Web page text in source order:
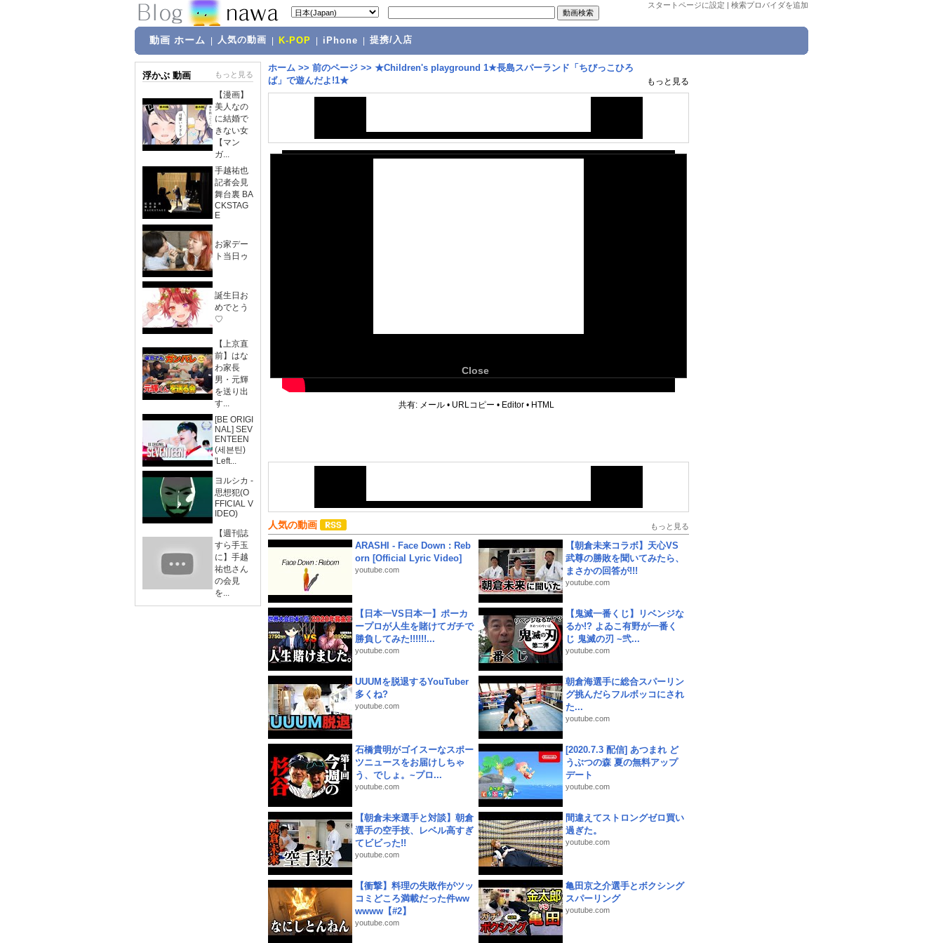
スタートページに設定 | 検索プロバイダを追加
動画 ホーム 人気の動画 K-POP iPhone 提携/入店
浮かぶ 動画 もっと見る
【漫画】
美人なの
に結婚で
きない女
【マン
ガ...
手越祐也
記者会見
舞台裏 BA
CKSTAG
E
お家デー
ト当日ゥ
誕生日お
めでとう
♡
【上京直
前】はな
わ家長
男・元輝
を送り出
す...
[BE ORIGI
NAL] SEV
ENTEEN
(세븐틴)
'Left...
ヨルシカ -
思想犯(O
FFICIAL V
IDEO)
【週刊誌
すら手玉
に】手越
祐也さん
の会見
を...
ホーム >> 前のページ >> ★Children's playground 1★長島スパーランド「ちびっこひろ
ば」で遊んだよ!1★
もっと見る
Close
共有: メール • URLコピー • Editor • HTML
人気の動画 もっと見る
ARASHI - Face Down : Reb
orn [Official Lyric Video]
youtube.com
【朝倉未来コラボ】天心VS
武尊の勝敗を聞いてみたら、
まさかの回答が!!!
youtube.com
【日本一VS日本一】ポーカ
ープロが人生を賭けてガチで
勝負してみた!!!!!!...
youtube.com
【鬼滅一番くじ】リベンジな
るか!? よゐこ有野が一番く
じ 鬼滅の刃 ~弐...
youtube.com
UUUMを脱退するYouTuber
多くね?
youtube.com
朝倉海選手に総合スパーリン
グ挑んだらフルボッコにされ
た...
youtube.com
石橋貴明がゴイスーなスポー
ツニュースをお届けしちゃ
う、でしょ。~プロ...
youtube.com
[2020.7.3 配信] あつまれ ど
うぶつの森 夏の無料アップ
デート
youtube.com
【朝倉未来選手と対談】朝倉
選手の空手技、レベル高すぎ
てビビった!!
youtube.com
間違えてストロングゼロ買い
過ぎた。
youtube.com
【衝撃】料理の失敗作がツッ
コミどころ満載だった件ww
wwww【#2】
youtube.com
亀田京之介選手とボクシング
スパーリング
youtube.com